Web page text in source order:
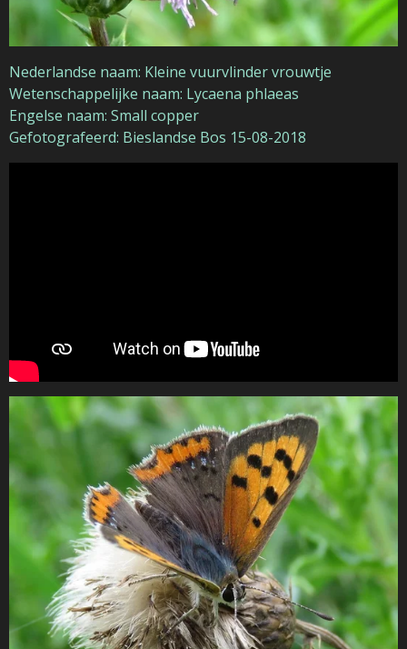
Nederlandse naam: Kleine vuurvlinder vrouwtje
Wetenschappelijke naam: Lycaena phlaeas
Engelse naam: Small copper
Gefotografeerd: Bieslandse Bos 15-08-2018